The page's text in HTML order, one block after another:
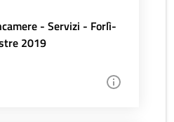
- Servizi - Forlì-
2019